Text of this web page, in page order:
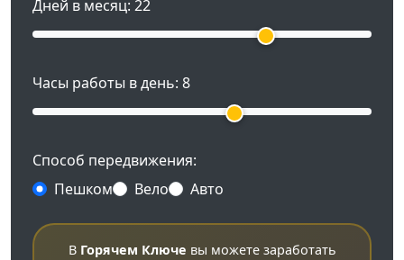
Дней в месяц: 22
Часы работы в день: 8
Способ передвижения:
Пешком
Вело Авто
В Горячем Ключе вы можете заработать